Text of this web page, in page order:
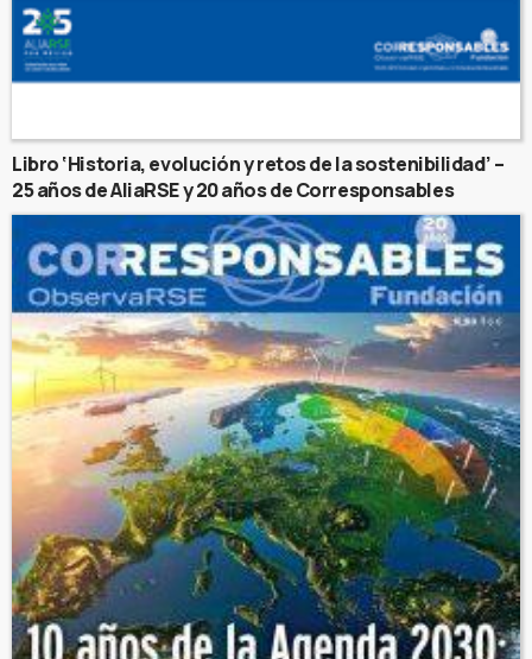
Libro ‘Historia, evolución y retos de la sostenibilidad’ –
25 años de AliaRSE y 20 años de Corresponsables